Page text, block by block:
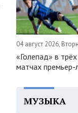
04 август 2026,
«Голепад» в
матчах премьер-
МУЗЫКА